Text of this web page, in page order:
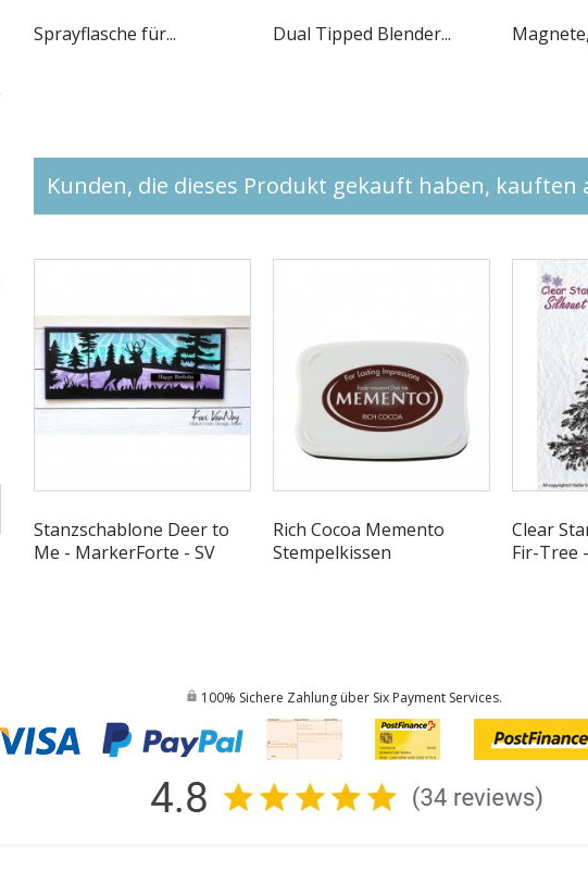
Sprayflasche für... Dual Tipped Blender...
Kunden, die dieses Produkt gekauft haben, kauften
Stanzschablone Deer to
Me - MarkerForte - SV
Rich Cocoa Memento
Stempelkissen
Clear
Fir-Tree
100% Sichere Zahlung über Six Payment Services.